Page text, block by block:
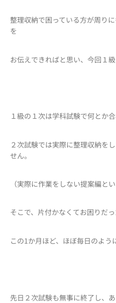
整理収納で困っている方が周り
を
お伝えできればと思い、今回１
１級の１次は学科試験で何とか合
２次試験では実際に整理収納を
せん。
（実際に作業をしない提案編と
そこで、片付かなくてお困りだ
この1か月ほど、ほぼ毎日のよう
先日２次試験も無事に終了し、